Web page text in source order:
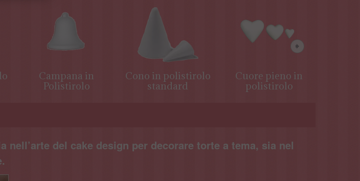
Campana in
Polistirolo
Cono in polistirolo
standard
Cuore pieno in
polistirolo
del cake design per decorare torte a tema, sia nel